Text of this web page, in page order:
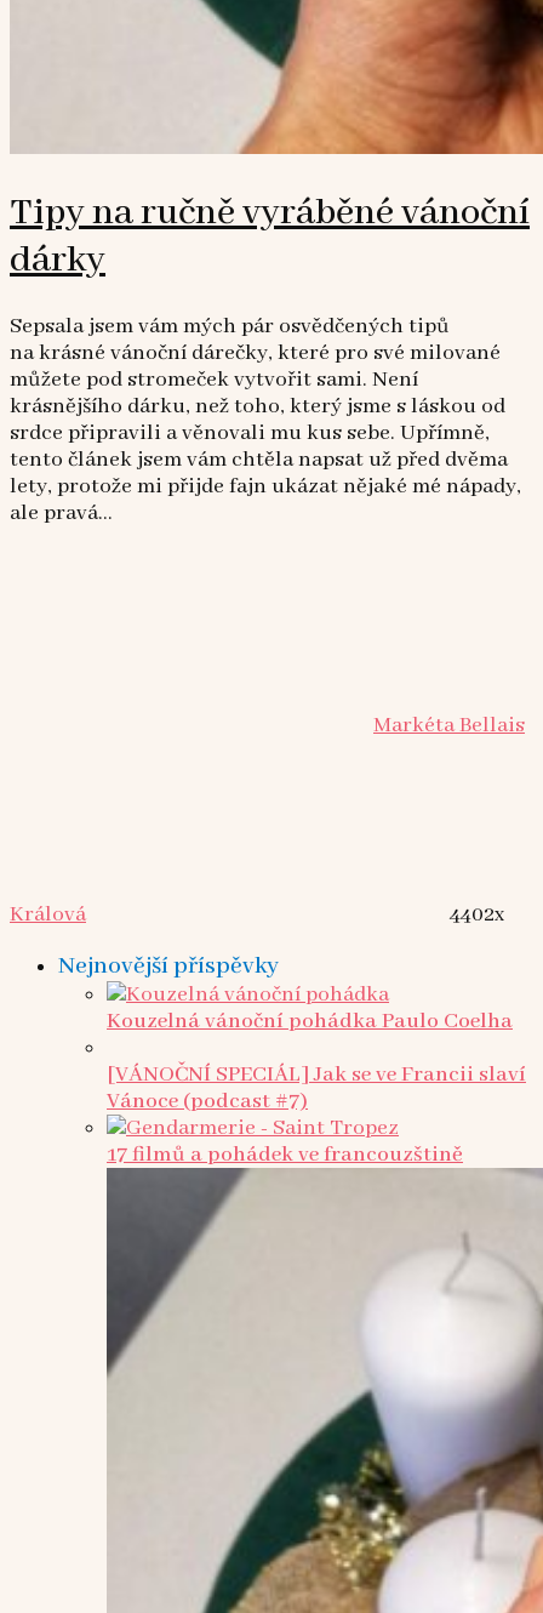
Tipy na ručně vyráběné vánoční
dárky
Sepsala jsem vám mých pár osvědčených tipů
na krásné vánoční dárečky, které pro své milované
můžete pod stromeček vytvořit sami. Není
krásnějšího dárku, než toho, který jsme s láskou od
srdce připravili a věnovali mu kus sebe. Upřímně,
tento článek jsem vám chtěla napsat už před dvěma
lety, protože mi přijde fajn ukázat nějaké mé nápady,
ale pravá...
Markéta Bellais
Králová 4402x
Nejnovější příspěvky
Kouzelná vánoční pohádka Paulo Coelha
[VÁNOČNÍ SPECIÁL] Jak se ve Francii slaví
Vánoce (podcast #7)
17 filmů a pohádek ve francouzštině